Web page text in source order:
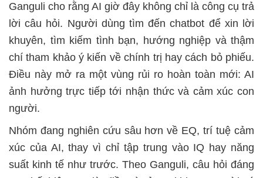
Ganguli cho rằng AI giờ đây không chỉ là công cụ trả
lời câu hỏi. Người dùng tìm đến chatbot để xin lời
khuyên, tìm kiếm tình bạn, hướng nghiệp và thậm
chí tham khảo ý kiến về chính trị hay cách bỏ phiếu.
Điều này mở ra một vùng rủi ro hoàn toàn mới: AI
ảnh hưởng trực tiếp tới nhận thức và cảm xúc con
người.
Nhóm đang nghiên cứu sâu hơn về EQ, trí tuệ cảm
xúc của AI, thay vì chỉ tập trung vào IQ hay năng
suất kinh tế như trước. Theo Ganguli, câu hỏi đáng